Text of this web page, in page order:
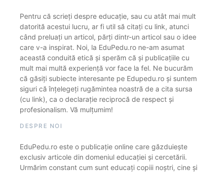
Pentru că scrieți despre educație, sau cu atât mai mult
datorită acestui lucru, ar fi util să citați cu link, atunci
când preluați un articol, părți dintr-un articol sau o idee
care v-a inspirat. Noi, la EduPedu.ro ne-am asumat
această conduită etică și sperăm că și publicațiile cu
mult mai multă experiență vor face la fel. Ne bucurăm
că găsiți subiecte interesante pe Edupedu.ro și suntem
siguri că înțelegeți rugămintea noastră de a cita sursa
(cu link), ca o declarație reciprocă de respect și
profesionalism. Vă mulțumim!
DESPRE NOI
EduPedu.ro este o publicație online care găzduiește
exclusiv articole din domeniul educației și cercetării.
Urmărim constant cum sunt educați copiii noștri, cine și